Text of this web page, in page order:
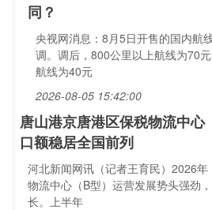
同？
央视网消息：8月5日开售的国内航
调。调后，800公里以上航线为70
航线为40元
2026-08-05 15:42:00
唐山港京唐港区保税物流中心
口额稳居全国前列
河北新闻网讯（记者王育民）2026
物流中心（B型）运营发展势头强劲
长。上半年